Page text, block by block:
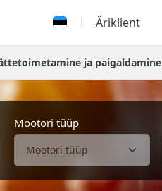
Äriklient
ja paigaldamine
Mootori tüüp